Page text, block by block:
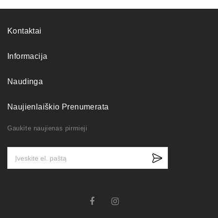
Kontaktai
Informacija
Naudinga
Naujienlaiškio Prenumerata
Gaukite naujienas pirmieji